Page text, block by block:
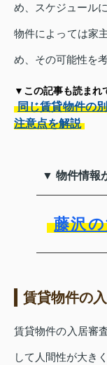
め、スケジュール
物件によっては家
め、その可能性を
▼この記事も読まれ
同じ賃貸物件の
注意点を解説
▼ 物件情報
藤沢
賃貸物件の
賃貸物件の入居審
して人間性が大き